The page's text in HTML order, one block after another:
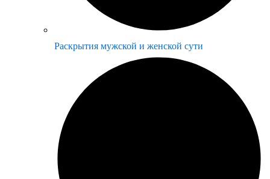
Раскрытия мужской и женской сути